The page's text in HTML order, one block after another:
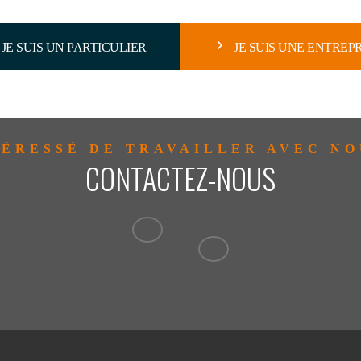
JE SUIS UN PARTICULIER JE SUIS UNE
DE TRAVAILLER AVEC
CONTACTEZ-NOUS